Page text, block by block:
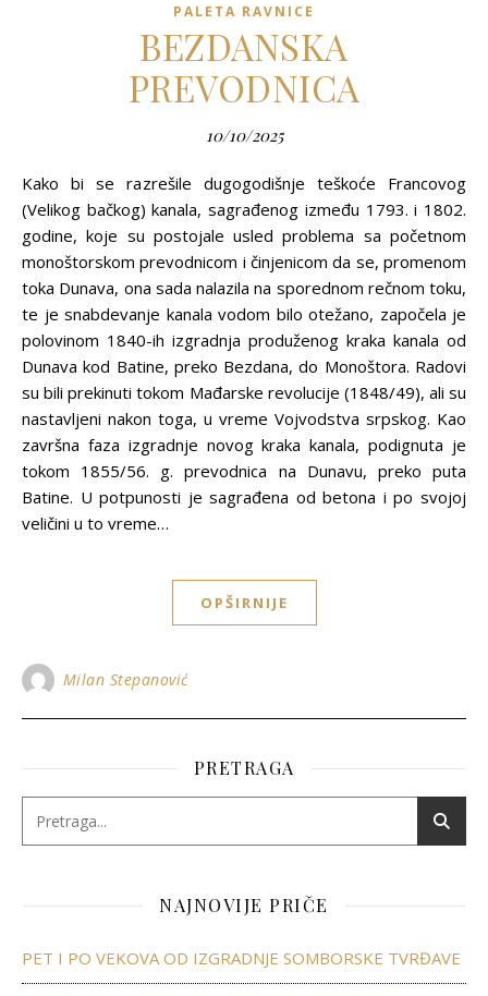
PALETA RAVNICE
BEZDANSKA
PREVODNICA
10/10/2025
Kako bi se razrešile dugogodišnje teškoće Francovog
(Velikog bačkog) kanala, sagrađenog između 1793. i 1802.
godine, koje su postojale usled problema sa početnom
monoštorskom prevodnicom i činjenicom da se, promenom
toka Dunava, ona sada nalazila na sporednom rečnom toku,
te je snabdevanje kanala vodom bilo otežano, započela je
polovinom 1840-ih izgradnja produženog kraka kanala od
Dunava kod Batine, preko Bezdana, do Monoštora. Radovi
su bili prekinuti tokom Mađarske revolucije (1848/49), ali su
nastavljeni nakon toga, u vreme Vojvodstva srpskog. Kao
završna faza izgradnje novog kraka kanala, podignuta je
tokom 1855/56. g. prevodnica na Dunavu, preko puta
Batine. U potpunosti je sagrađena od betona i po svojoj
veličini u to vreme…
OPŠIRNIJE
Milan Stepanović
PRETRAGA
NAJNOVIJE PRIČE
PET I PO VEKOVA OD IZGRADNJE SOMBORSKE TVRĐAVE